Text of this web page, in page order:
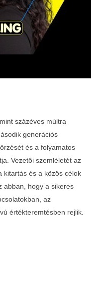
százéves múltra
generációs
és a folyamatos
Vezetői szemléletét az
kitartás és a közös célok
abban, hogy a sikeres
az
értékteremtésben rejlik.